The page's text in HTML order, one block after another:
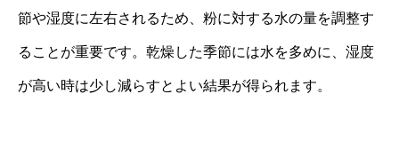
節や湿度に左右されるため、粉に対する水の量を調整す
ることが重要です。乾燥した季節には水を多めに、湿度
が高い時は少し減らすとよい結果が得られます。